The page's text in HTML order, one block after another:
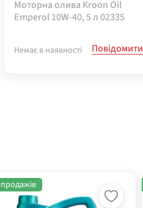
Моторна олива Kroon Oil
Emperol 10W-40, 5 л 02335
Немає в наявності Повідомити